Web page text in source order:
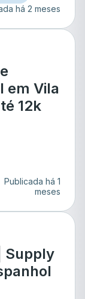
há 2 meses
em Vila
12k
Publicada há 1
meses
Supply